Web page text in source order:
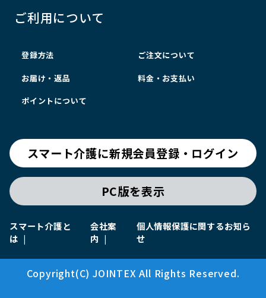
ご利用について
登録方法 ご注文について
お届け・返品 料金・お支払い
ポイントについて
スマート介護に新規会員登録・ログイン
PC版を表示
スマート介護と
は
会社案
内
個人情報保護に関するお知ら
せ
Copyright(C) JOINTEX All Rights Reserved.